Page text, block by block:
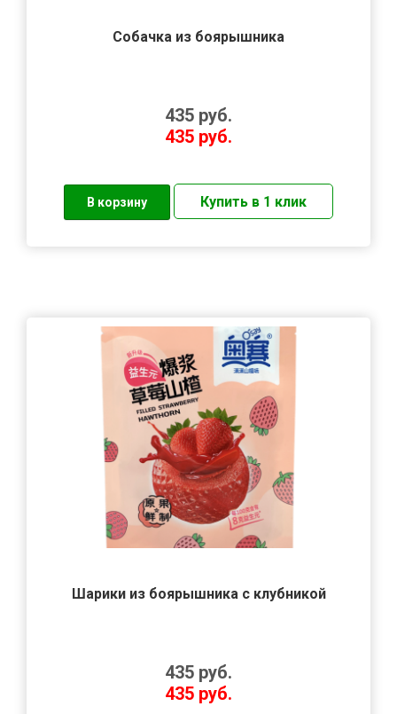
Собачка из боярышника
435 руб.
435 руб.
Шарики из боярышника с клубникой
435 руб.
435 руб.